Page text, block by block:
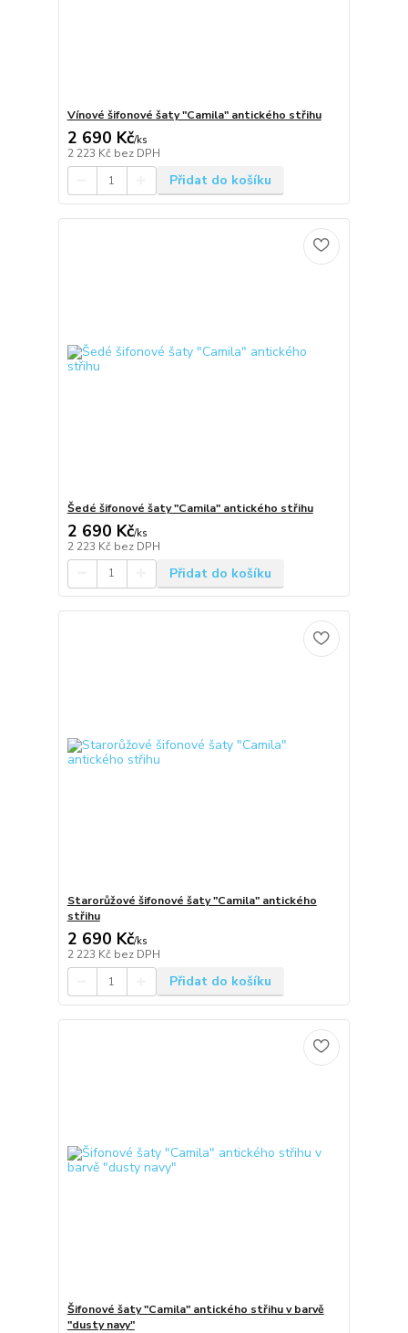
Vínové šifonové šaty "Camila" antického střihu
2 690 Kč/ks
2 223 Kč bez DPH
Přidat do košíku
Šedé šifonové šaty "Camila" antického střihu
2 690 Kč/ks
2 223 Kč bez DPH
Přidat do košíku
Starorůžové šifonové šaty "Camila" antického
střihu
2 690 Kč/ks
2 223 Kč bez DPH
Přidat do košíku
Šifonové šaty "Camila" antického střihu v barvě
"dusty navy"